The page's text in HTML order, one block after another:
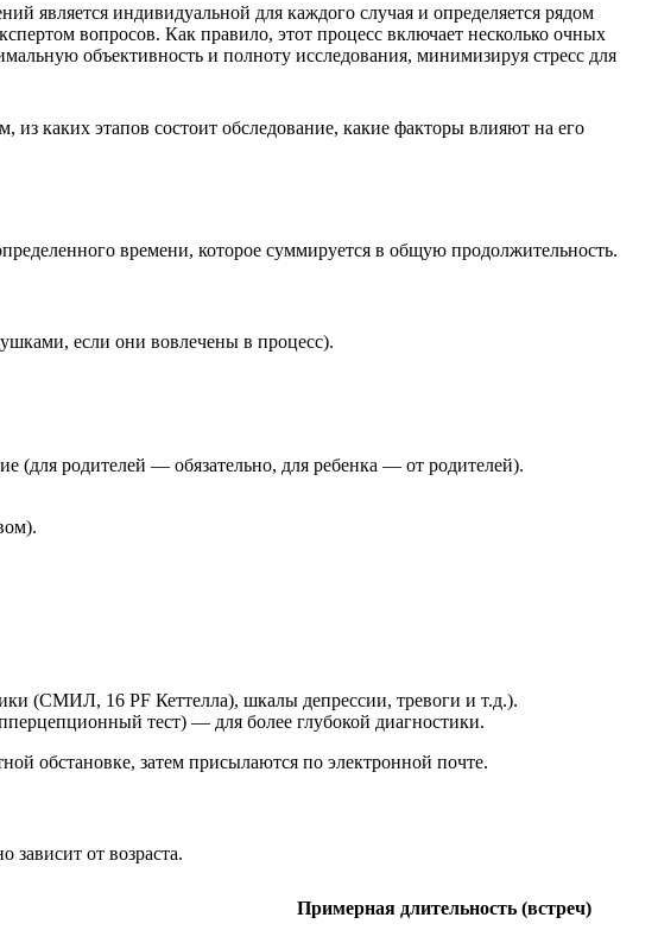
является индивидуальной для каждого случая и определяется рядом
вопросов. Как правило, этот процесс включает несколько очных
объективность и полноту исследования, минимизируя стресс для
каких этапов состоит обследование, какие факторы влияют на его
времени, которое суммируется в общую продолжительность.
если они вовлечены в процесс).
(для родителей — обязательно, для ребенка — от родителей).
(СМИЛ, 16 PF Кеттелла), шкалы депрессии, тревоги и т.д.).
тест) — для более глубокой диагностики.
обстановке, затем присылаются по электронной почте.
зависит от возраста.
Примерная длительность (встреч)